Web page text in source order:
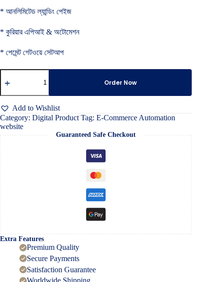
* আনলিমিটেড ল্যান্ডিং পেইজ
* কুরিয়ার এপিআই & অটোমেশন
* পেমেন্ট গেটওয়ে সেটআপ
E-
Commerce
website
quantity
Order Now
Add to Wishlist
Category: Digital Product Tag: E-Commerce Automation
website
Guaranteed Safe Checkout
Extra Features
Premium Quality
Secure Payments
Satisfaction Guarantee